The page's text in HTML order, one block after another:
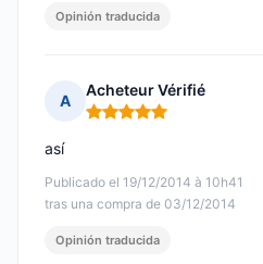
Opinión traducida
A
Acheteur Vérifié
Nota: 5 de 5
Publicado el 19/12/2014 à 10h41
tras una compra de 03/12/2014
así
Opinión traducida